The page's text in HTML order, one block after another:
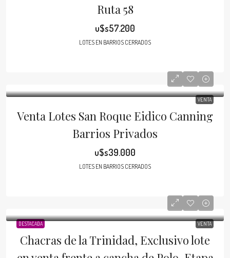
Ruta 58
u$s57.200
LOTES EN BARRIOS CERRADOS
VENTA
Venta Lotes San Roque Eidico Canning
Barrios Privados
u$s39.000
LOTES EN BARRIOS CERRADOS
DESTACADA VENTA
Chacras de la Trinidad, Exclusivo lote